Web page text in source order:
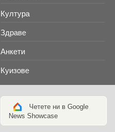
Култура
Здраве
Анкети
Куизове
Четете ни в Google
News Showcase